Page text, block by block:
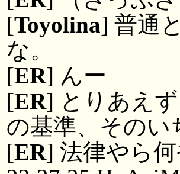
[Toyolina] 普通
な。
[ER] んー
[ER] とりあえ
の基準、そのい
[ER] 法律やら